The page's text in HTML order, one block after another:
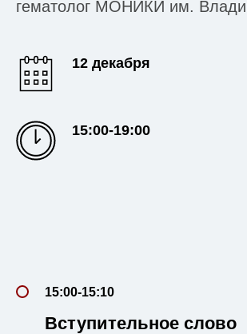
гематолог МОНИКИ им.
12 декабря
15:00-19:00
15:00-15:10
Вступительное слово